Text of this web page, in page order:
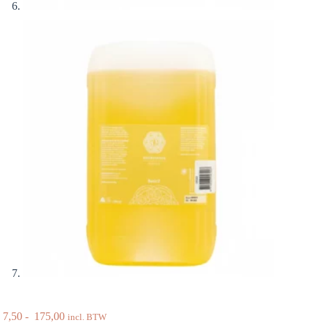
7,50 - 175,00Prijsklasse:
incl. BTW